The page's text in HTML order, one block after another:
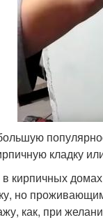
кладку
кирпичных
но
как, при